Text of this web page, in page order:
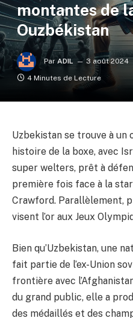
montantes de
Ouzbékistan
Par ADIL 3 août 2024
4 Minutes de Lecture
Uzbekistan se trouve à
histoire de la boxe, avec
super welters, prêt à
première fois face à la
Crawford. Parallèlement,
visent l’or aux Jeux
Bien qu’Uzbekistan, une
fait partie de l’ex-Union
frontière avec
du grand public, elle a
des médaillés et des